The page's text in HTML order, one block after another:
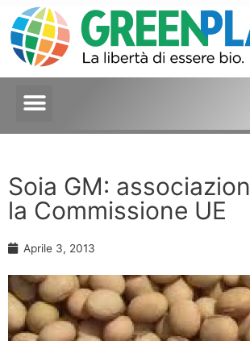
Soia GM:
la Commissione UE
Aprile 3, 2013